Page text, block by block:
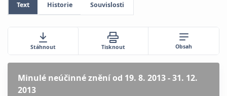
Text Historie Souvislosti
Stáhnout Tisknout Obsah
Minulé neúčinné zněníod 19. 8. 2013 - 31. 12.
2013